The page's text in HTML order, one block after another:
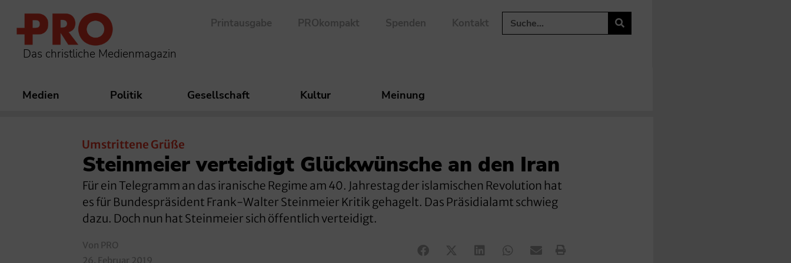
Das christliche Medienmagazin
Printausgabe PROkompakt Spenden Kontakt
Medien Politik Gesellschaft Kultur Meinung
Umstrittene Grüße
Steinmeier verteidigt Glückwünsche an den Iran
Für ein Telegramm an das iranische Regime am 40. Jahrestag der islamischen Revolution hat
es für Bundespräsident Frank-Walter Steinmeier Kritik gehagelt. Das Präsidialamt schwieg
dazu. Doch nun hat Steinmeier sich öffentlich verteidigt.
Von PRO
26. Februar 2019